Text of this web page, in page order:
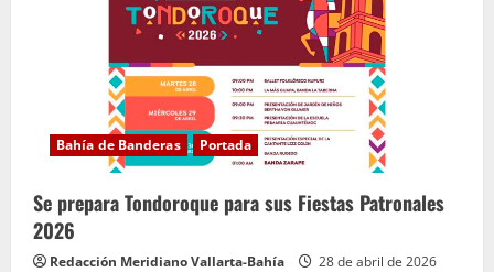
Bahía de Banderas Portada
Se prepara Tondoroque para sus Fiestas Patronales
2026
Redacción Meridiano Vallarta-Bahía 28 de abril de 2026